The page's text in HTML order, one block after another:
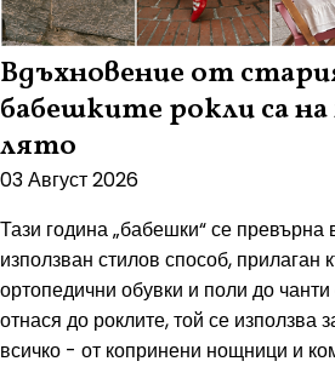
Вдъхновение от
бабешките рокли са
лято
03 Август 2026
Тази година „бабешки“ се превърна
използван стилов способ, прилаган
ортопедични обувки и поли до
отнася до роклите, той се използва
всичко - от копринени нощници и